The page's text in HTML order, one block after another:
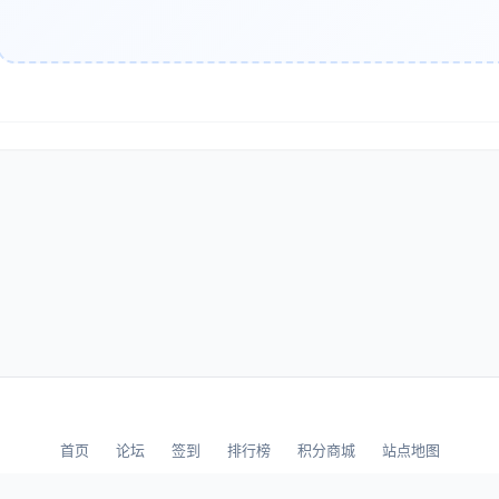
// 输出文章发布时间 ?>
$this->date('Y-m-d'); ?>
式设计核心技术
优先的CSS策略
首页 论坛 签到 排行榜 积分商城 站点地图